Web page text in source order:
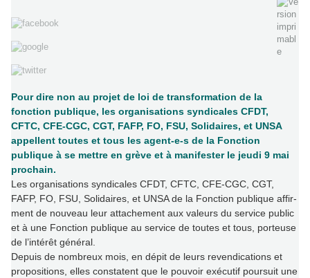
Pour dire non au projet de loi de transformation de la
fonction publique, les organisations syndicales CFDT,
CFTC, CFE-CGC, CGT, FAFP, FO, FSU, Solidaires, et UNSA
appellent toutes et tous les agent-e-s de la Fonction
publique à se mettre en grève et à manifester le jeudi 9 mai
prochain.
Les orga­ni­sa­tions syn­di­ca­les CFDT, CFTC, CFE-CGC, CGT,
FAFP, FO, FSU, Solidaires, et UNSA de la Fonction publi­que affir­
ment de nou­veau leur atta­che­ment aux valeurs du ser­vice public
et à une Fonction publi­que au ser­vice de toutes et tous, por­teuse
de l’inté­rêt géné­ral.
Depuis de nom­breux mois, en dépit de leurs reven­di­ca­tions et
pro­po­si­tions, elles cons­ta­tent que le pou­voir exé­cu­tif pour­suit une